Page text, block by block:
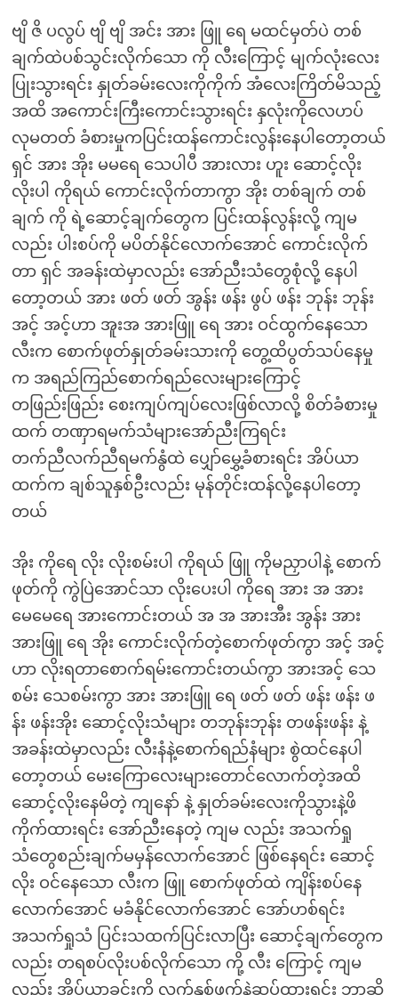
ဗျိ ဇိ ပလွပ် ဗျိ ဗျိ အင်း အား ဖြူ ရေ မထင်မှတ်ပဲ တစ်
ချက်ထဲပစ်သွင်းလိုက်သော ကို လီးကြောင့် မျက်လုံးလေး
ပြုးသွားရင်း နှုတ်ခမ်းလေးကိုကိုက် အံလေးကြိတ်မိသည့်
အထိ အကောင်းကြီးကောင်းသွားရင်း နှလုံးကိုလေဟပ်
လုမတတ် ခံစားမှုကပြင်းထန်ကောင်းလွန်းနေပါတော့တယ်
ရှင် အား အိုး မမရေ သေပါပီ အားလား ဟူး ဆောင့်လိုး
လိုးပါ ကိုရယ် ကောင်းလိုက်တာကွာ အိုး တစ်ချက် တစ်
ချက် ကို ရဲ့ဆောင့်ချက်တွေက ပြင်းထန်လွန်းလို့ ကျမ
လည်း ပါးစပ်ကို မပိတ်နိုင်လောက်အောင် ကောင်းလိုက်
တာ ရှင် အခန်းထဲမှာလည်း အော်ညီးသံတွေစုံလို့ နေပါ
တော့တယ် အား ဖတ် ဖတ် အွန်း ဖန်း ဖွပ် ဖန်း ဘုန်း ဘုန်း
အင့် အင့်ဟာ အူးအ အားဖြူ ရေ အား ဝင်ထွက်နေသော
လီးက စောက်ဖုတ်နှုတ်ခမ်းသားကို တွေ့ထိပွတ်သပ်နေမှု
က အရည်ကြည်စောက်ရည်လေးများကြောင့်
တဖြည်းဖြည်း စေးကျပ်ကျပ်လေးဖြစ်လာလို့ စိတ်ခံစားမှု
ထက် တဏှာရမက်သံများအော်ညီးကြရင်း
တက်ညီလက်ညီရမက်နွံထဲ ပျှော်မွှေ့ခံစားရင်း အိပ်ယာ
ထက်က ချစ်သူနှစ်ဦးလည်း မုန်တိုင်းထန်လို့နေပါတော့
တယ်
အိုး ကိုရေ လိုး လိုးစမ်းပါ ကိုရယ် ဖြူ ကိုမညှာပါနဲ့ စောက်
ဖုတ်ကို ကွဲပြဲအောင်သာ လိုးပေးပါ ကိုရေ အား အ အား
မေမေရေ အားကောင်းတယ် အ အ အားအီး အွန်း အား
အားဖြူ ရေ အိုး ကောင်းလိုက်တဲ့စောက်ဖုတ်ကွာ အင့် အင့်
ဟာ လိုးရတာစောက်ရမ်းကောင်းတယ်ကွာ အားအင့် သေ
စမ်း သေစမ်းကွာ အား အားဖြူ ရေ ဖတ် ဖတ် ဖန်း ဖန်း ဖ
န်း ဖန်းအိုး ဆောင့်လိုးသံများ တဘုန်းဘုန်း တဖန်းဖန်း နဲ့
အခန်းထဲမှာလည်း လီးနံနဲ့စောက်ရည်နံများ စွဲထင်နေပါ
တော့တယ် မေးကြောလေးများတောင်လောက်တဲ့အထိ
ဆောင့်လိုးနေမိတဲ့ ကျနော် နဲ့ နှုတ်ခမ်းလေးကိုသွားနဲ့ဖိ
ကိုက်ထားရင်း အော်ညီးနေတဲ့ ကျမ လည်း အသက်ရှု
သံတွေစည်းချက်မမှန်လောက်အောင် ဖြစ်နေရင်း ဆောင့်
လိုး ဝင်နေသော လီးက ဖြူ စောက်ဖုတ်ထဲ ကျိန်းစပ်နေ
လောက်အောင် မခံနိုင်လောက်အောင် အော်ဟစ်ရင်း
အသက်ရှုသံ ပြင်းသထက်ပြင်းလာပြီး ဆောင့်ချက်တွေက
လည်း တရစပ်လိုးပစ်လိုက်သော ကို့ လီး ကြောင့် ကျမ
လည်း အိပ်ယာခင်းကို လက်နှစ်ဖက်နဲ့ဆုပ်ထားရင်း ဘာဆို